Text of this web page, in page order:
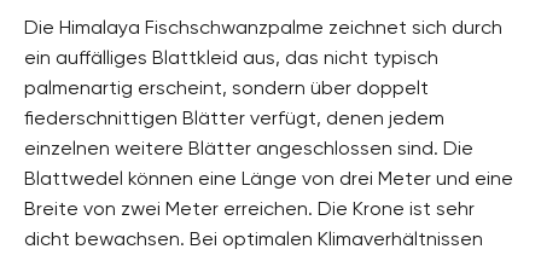
Die Himalaya Fischschwanzpalme zeichnet sich durch
ein auffälliges Blattkleid aus, das nicht typisch
palmenartig erscheint, sondern über doppelt
fiederschnittigen Blätter verfügt, denen jedem
einzelnen weitere Blätter angeschlossen sind. Die
Blattwedel können eine Länge von drei Meter und eine
Breite von zwei Meter erreichen. Die Krone ist sehr
dicht bewachsen. Bei optimalen Klimaverhältnissen